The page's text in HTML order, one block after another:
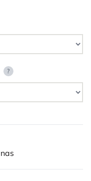
?